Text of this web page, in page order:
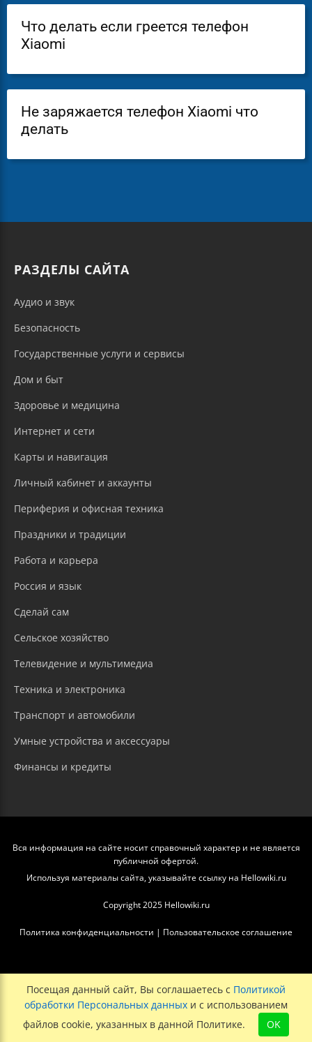
Что делать если греется телефон
Xiaomi
Не заряжается телефон Xiaomi что
делать
РАЗДЕЛЫ САЙТА
Аудио и звук
Безопасность
Государственные услуги и сервисы
Дом и быт
Здоровье и медицина
Интернет и сети
Карты и навигация
Личный кабинет и аккаунты
Периферия и офисная техника
Праздники и традиции
Работа и карьера
Россия и язык
Сделай сам
Сельское хозяйство
Телевидение и мультимедиа
Техника и электроника
Транспорт и автомобили
Умные устройства и аксессуары
Финансы и кредиты
Вся информация на сайте носит справочный характер и не является
публичной офертой.
Используя материалы сайта, указывайте ссылку на Hellowiki.ru
Copyright 2025 Hellowiki.ru
Политика конфиденциальности | Пользовательское соглашение
Посещая данный сайт, Вы соглашаетесь с Политикой
обработки Персональных данных и с использованием
файлов cookie, указанных в данной Политике.
OK